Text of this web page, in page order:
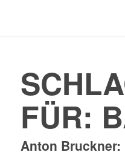
FÜR:
Anton